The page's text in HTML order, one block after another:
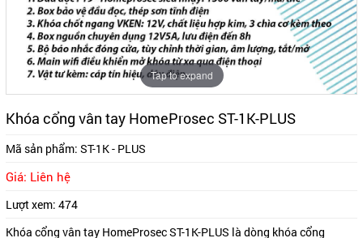
Tap to expand
Khóa cổng vân tay HomeProsec ST-1K-PLUS
Mã sản phẩm: ST-1K - PLUS
Giá: Liên hệ
Lượt xem: 474
Khóa cổng vân tay HomeProsec ST-1K-PLUS là dòng khóa cổng